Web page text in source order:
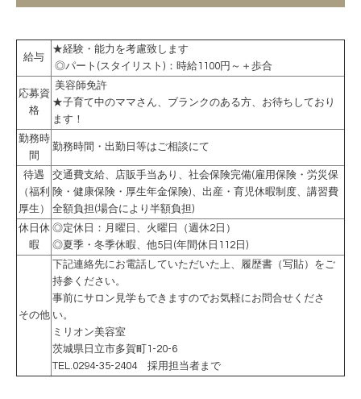
給与
★経験・能力を考慮致します
◎パート(スタイリスト)：時給1100円～＋歩合
応募資
格
美容師免許
★子育て中のママさん、ブランクのある方、お待ちしており
ます！
勤務時
間
勤務時間・出勤日等はご相談にて
待遇
（福利
厚生）
交通費支給、店販手当あり、社会保険完備(雇用保険・労災保
険・健康保険・厚生年金保険)、出産・育児休暇制度、講習費
全額負担(場合により半額負担)
休日休
暇
◎定休日：月曜日、火曜日（週休2日）
◎夏季・冬季休暇、他5日(年間休日112日)
その他
下記連絡先にお電話していただいた上、履歴書（写貼）をご
持参ください。
事前にサロン見学もできますのでお気軽にお問合せくださ
い。
ミリオン美容室
茨城県日立市多賀町1-20-6
TEL.0294-35-2404 採用担当者まで